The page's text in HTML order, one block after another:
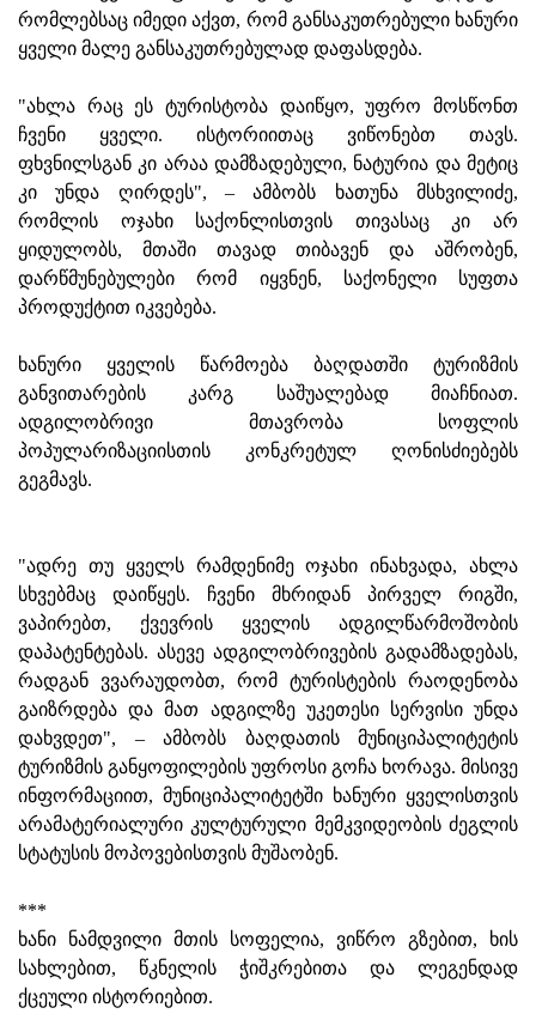
რომლებსაც იმედი აქვთ, რომ განსაკუთრებული ხანური
ყველი მალე განსაკუთრებულად დაფასდება.
"ახლა რაც ეს ტურისტობა დაიწყო, უფრო მოსწონთ
ჩვენი ყველი. ისტორიითაც ვიწონებთ თავს.
ფხვნილსგან კი არაა დამზადებული, ნატურია და მეტიც
კი უნდა ღირდეს", – ამბობს ხათუნა მსხვილიძე,
რომლის ოჯახი საქონლისთვის თივასაც კი არ
ყიდულობს, მთაში თავად თიბავენ და აშრობენ,
დარწმუნებულები რომ იყვნენ, საქონელი სუფთა
პროდუქტით იკვებება.
ხანური ყველის წარმოება ბაღდათში ტურიზმის
განვითარების კარგ საშუალებად მიაჩნიათ.
ადგილობრივი მთავრობა სოფლის
პოპულარიზაციისთის კონკრეტულ ღონისძიებებს
გეგმავს.
"ადრე თუ ყველს რამდენიმე ოჯახი ინახვადა, ახლა
სხვებმაც დაიწყეს. ჩვენი მხრიდან პირველ რიგში,
ვაპირებთ, ქვევრის ყველის ადგილწარმოშობის
დაპატენტებას. ასევე ადგილობრივების გადამზადებას,
რადგან ვვარაუდობთ, რომ ტურისტების რაოდენობა
გაიზრდება და მათ ადგილზე უკეთესი სერვისი უნდა
დახვდეთ", – ამბობს ბაღდათის მუნიციპალიტეტის
ტურიზმის განყოფილების უფროსი გოჩა ხორავა. მისივე
ინფორმაციით, მუნიციპალიტეტში ხანური ყველისთვის
არამატერიალური კულტურული მემკვიდეობის ძეგლის
სტატუსის მოპოვებისთვის მუშაობენ.
***
ხანი ნამდვილი მთის სოფელია, ვიწრო გზებით, ხის
სახლებით, წკნელის ჭიშკრებითა და ლეგენდად
ქცეული ისტორიებით.